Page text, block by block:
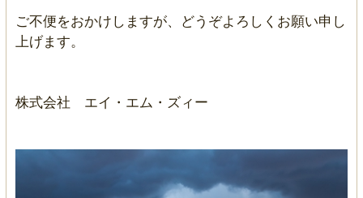
ご不便をおかけしますが、どうぞよろしくお願い申し
上げます。
株式会社 エイ・エム・ズィー